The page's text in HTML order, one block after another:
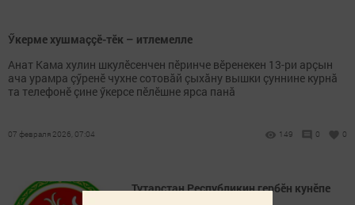
Ӳкерме хушмаççӗ-тӗк – итлемелле
Анат Кама хулин шкулӗсенчен пӗринче вӗренекен 13-ри арçын
ача урамра çӳренӗ чухне сотовăй çыхăну вышки çуннине курнă
та телефонӗ çине ӳкерсе пӗлӗшне ярса панă
07 февраля 2026, 07:04 149 0 0
Тутарстан Республикин гербӗн кунӗпе